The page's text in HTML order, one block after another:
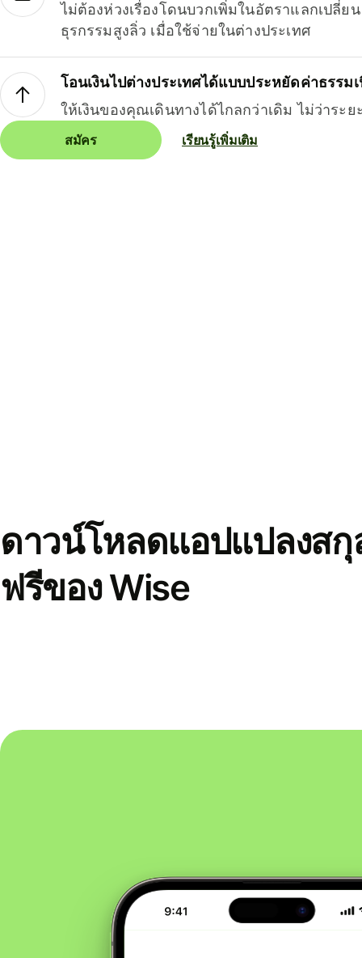
ไม่ต้องห่วงเรื่องโดนบวกเพิ่มในอัตราแลกเปลี่ย
ธุรกรรมสูงลิ่ว เมื่อใช้จ่ายในต่างประเทศ
โอนเงินไปต่างประเทศได้แบบประหยัดค่าธรรม
ให้เงินของคุณเดินทางได้ไกลกว่าเดิม ไม่ว่าระย
สมัคร เรียนรู้เพิ่มเติม
ดาวน์โหลดแอปแปลงสกุ
ฟรีของ Wise